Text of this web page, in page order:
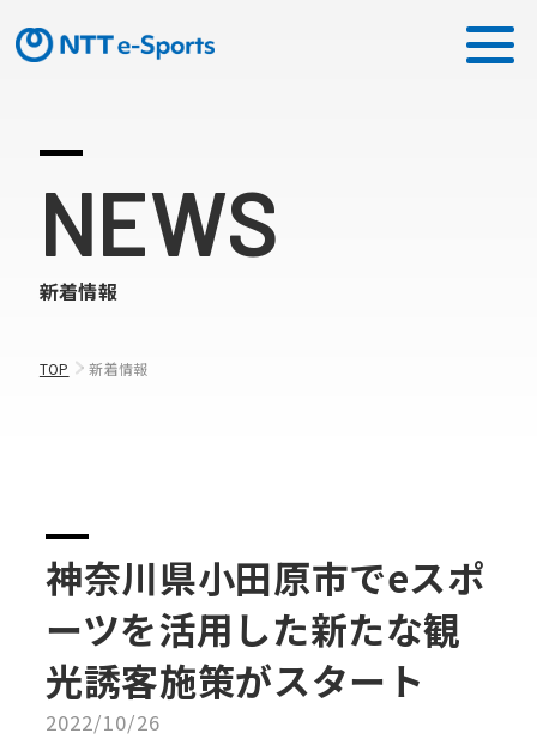
ミッション
ソリューション
ピックアップ
ニュース
NEWS
新着情報
TOP 新着情報
神奈川県小田原市でeスポ
ーツを活用した新たな観
光誘客施策がスタート
2022/10/26